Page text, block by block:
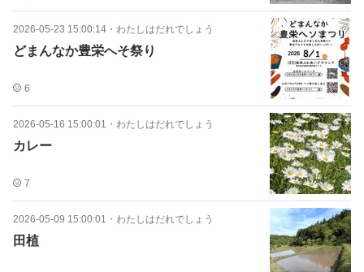
2026-05-23 15:00:14 ・ わたしはだれでしょう
どまんなか豊栄へそ祭り
6
2026-05-16 15:00:01 ・ わたしはだれでしょう
カレー
7
2026-05-09 15:00:01 ・ わたしはだれでしょう
田植